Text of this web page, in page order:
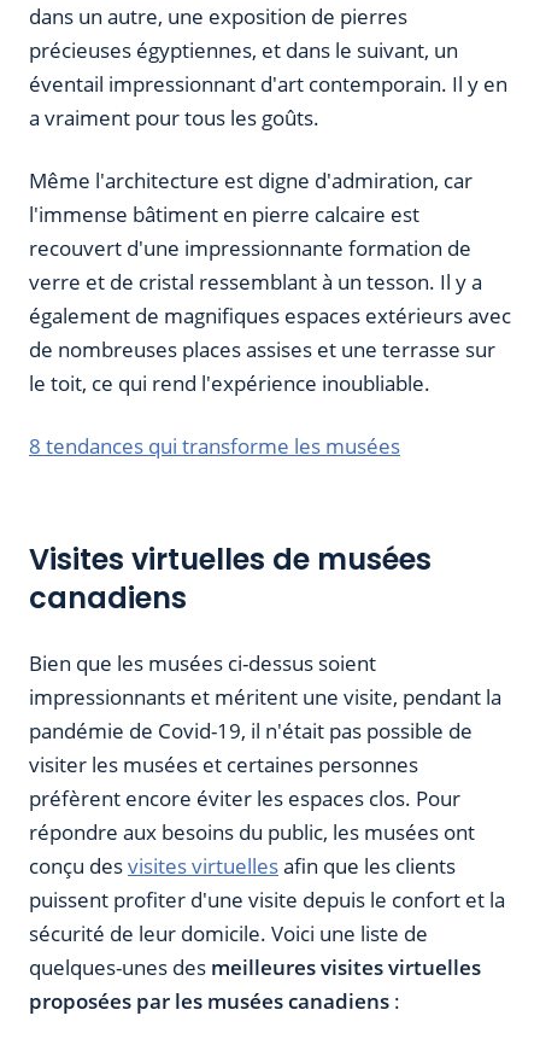
dans un autre, une exposition de pierres
précieuses égyptiennes, et dans le suivant, un
éventail impressionnant d'art contemporain. Il y en
a vraiment pour tous les goûts.
Même l'architecture est digne d'admiration, car
l'immense bâtiment en pierre calcaire est
recouvert d'une impressionnante formation de
verre et de cristal ressemblant à un tesson. Il y a
également de magnifiques espaces extérieurs avec
de nombreuses places assises et une terrasse sur
le toit, ce qui rend l'expérience inoubliable.
8 tendances qui transforme les musées
Visites virtuelles de musées
canadiens
Bien que les musées ci-dessus soient
impressionnants et méritent une visite, pendant la
pandémie de Covid-19, il n'était pas possible de
visiter les musées et certaines personnes
préfèrent encore éviter les espaces clos. Pour
répondre aux besoins du public, les musées ont
conçu desvisites virtuellesafin que les clients
puissent profiter d'une visite depuis le confort et la
sécurité de leur domicile. Voici une liste de
quelques-unes des meilleures visites virtuelles
proposées par les musées canadiens :